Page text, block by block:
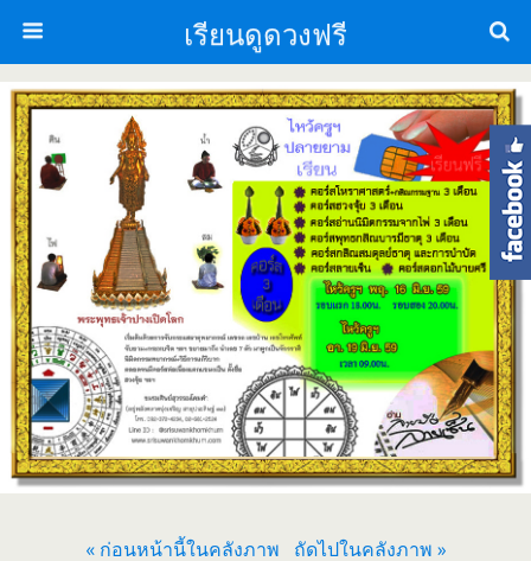
เรียนดูดวงฟรี
« ก่อนหน้านี้ในคลังภาพ ถัดไปในคลังภาพ »